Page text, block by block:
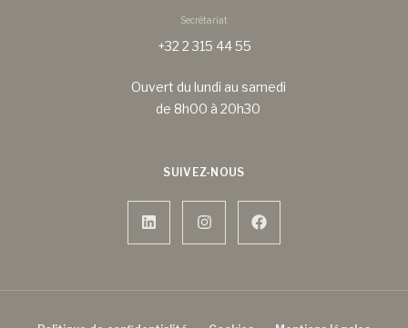
Secrétariat
+32 2 315 44 55
Ouvert du lundi au samedi
de 8h00 à 20h30
SUIVEZ-NOUS